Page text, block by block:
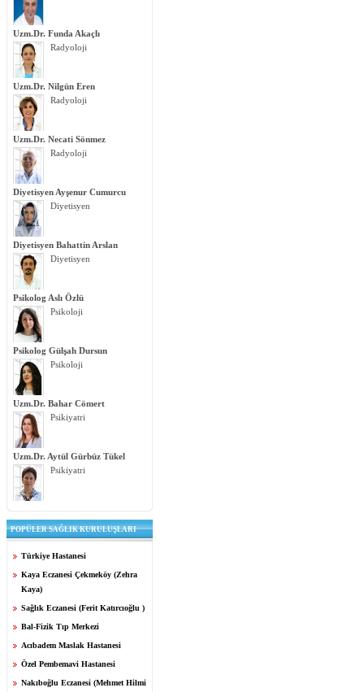
Uzm.Dr. Funda Akaçlı
Radyoloji
Uzm.Dr. Nilgün Eren
Radyoloji
Uzm.Dr. Necati Sönmez
Radyoloji
Diyetisyen Ayşenur Cumurcu
Diyetisyen
Diyetisyen Bahattin Arslan
Diyetisyen
Psikolog Aslı Özlü
Psikoloji
Psikolog Gülşah Dursun
Psikoloji
Uzm.Dr. Bahar Cömert
Psikiyatri
Uzm.Dr. Aytül Gürbüz Tükel
Psikiyatri
POPÜLER SAĞLIK KURULUŞLARI
Türkiye Hastanesi
Kaya Eczanesi Çekmeköy (Zehra
Kaya)
Sağlık Eczanesi (Ferit Katırcıoğlu )
Bal-Fizik Tıp Merkezi
Acıbadem Maslak Hastanesi
Özel Pembemavi Hastanesi
Nakıboğlu Eczanesi (Mehmet Hilmi